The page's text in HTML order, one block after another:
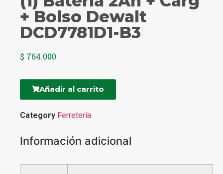
+ Bolso Dewalt
DCD7781D1-B3
$ 764.000
Añadir al carrito
Category Ferretería
Información adicional